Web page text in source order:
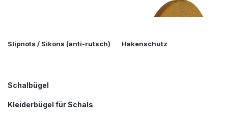
Slipnots / Sikons (anti-rutsch) Hakenschutz
Schalbügel
Kleiderbügel für Schals